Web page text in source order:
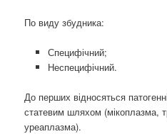
По виду збудника:
Специфічний;
Неспецифічний.
До перших відносяться
статевим шляхом (мікоплазма,
уреаплазма).